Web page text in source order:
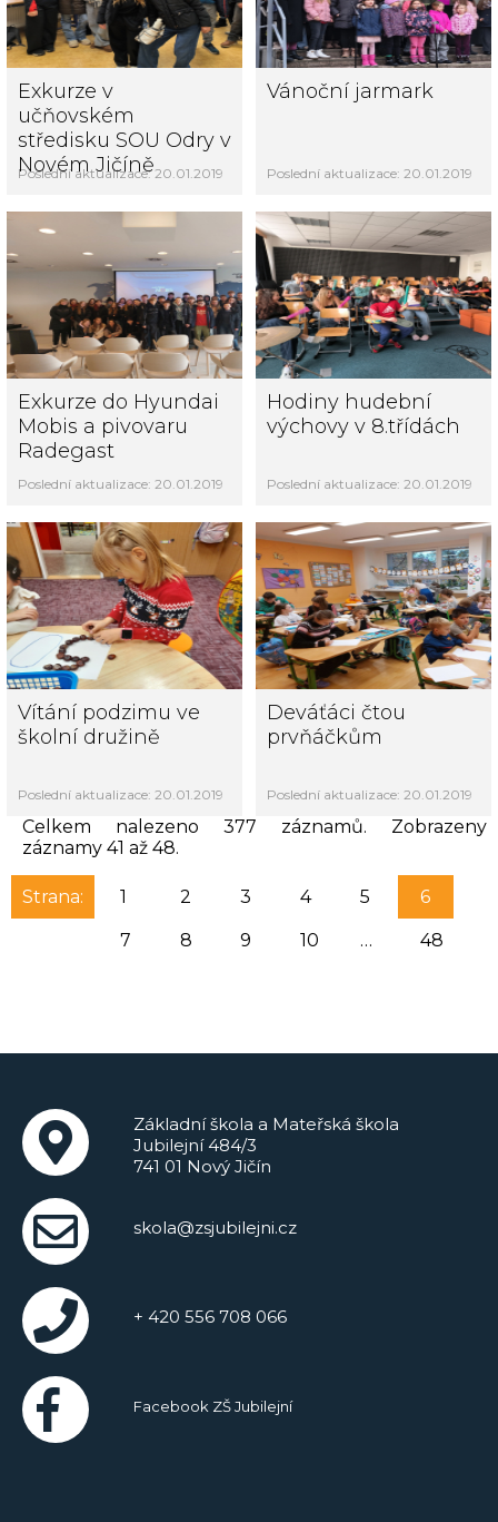
Exkurze v
učňovském
středisku SOU Odry v
Novém Jičíně
Poslední aktualizace: 20.01.2019
Vánoční jarmark
Poslední aktualizace: 20.01.2019
Exkurze do Hyundai
Mobis a pivovaru
Radegast
Poslední aktualizace: 20.01.2019
Hodiny hudební
výchovy v 8.třídách
Poslední aktualizace: 20.01.2019
Vítání podzimu ve
školní družině
Poslední aktualizace: 20.01.2019
Deváťáci čtou
prvňáčkům
Poslední aktualizace: 20.01.2019
Celkem nalezeno 377 záznamů. Zobrazeny
záznamy 41 až 48.
Strana: 1 2 3 4 5 6
7 8 9 10 … 48
Základní škola a Mateřská škola
Jubilejní 484/3
741 01 Nový Jičín
skola@zsjubilejni.cz
+ 420 556 708 066
Facebook ZŠ Jubilejní